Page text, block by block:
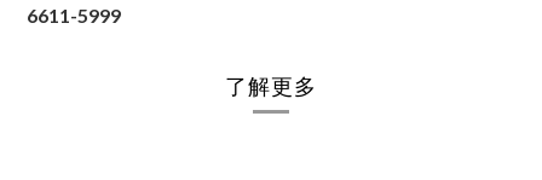
6611-5999
了解更多